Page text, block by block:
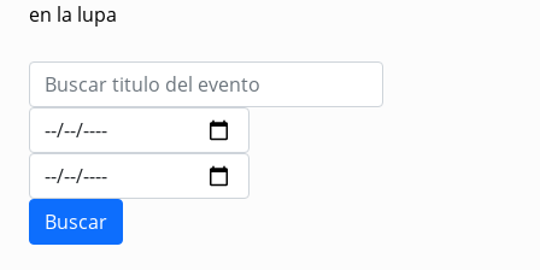
en la lupa